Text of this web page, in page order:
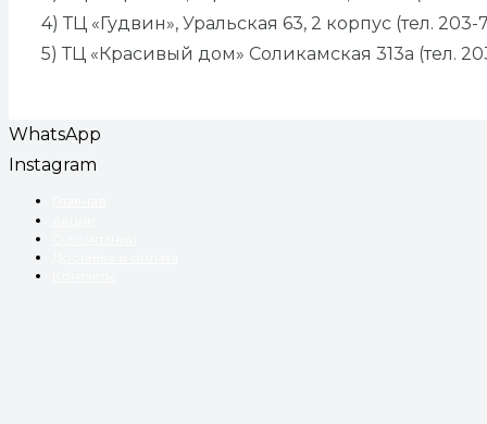
4) ТЦ «Гудвин», Уральская 63, 2 корпус (тел. 203-
5) ТЦ «Красивый дом» Соликамская 313а (тел.
WhatsApp
Instagram